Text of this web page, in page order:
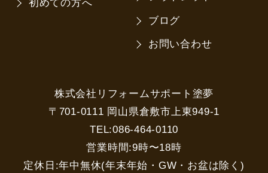
初めての方へ
ブログ
お問い合わせ
株式会社リフォームサポート塗夢
〒701-0111 岡山県倉敷市上東949-1
TEL:086-464-0110
営業時間:9時〜18時
定休日:年中無休(年末年始・GW・お盆は除く)